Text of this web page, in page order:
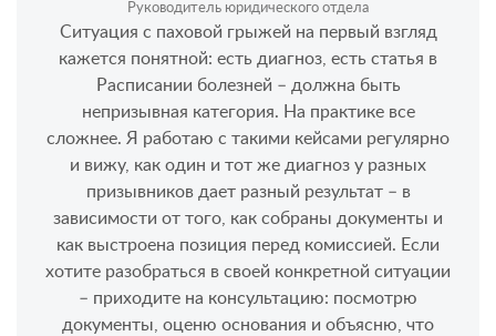
Руководитель юридического отдела
Ситуация с паховой грыжей на первый взгляд
кажется понятной: есть диагноз, есть статья в
Расписании болезней – должна быть
непризывная категория. На практике все
сложнее. Я работаю с такими кейсами регулярно
и вижу, как один и тот же диагноз у разных
призывников дает разный результат – в
зависимости от того, как собраны документы и
как выстроена позиция перед комиссией. Если
хотите разобраться в своей конкретной ситуации
– приходите на консультацию: посмотрю
документы, оценю основания и объясню, что